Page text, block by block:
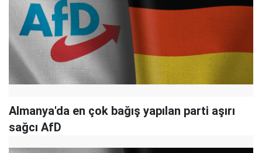
Almanya'da en çok bağış yapılan parti aşırı
sağcı AfD